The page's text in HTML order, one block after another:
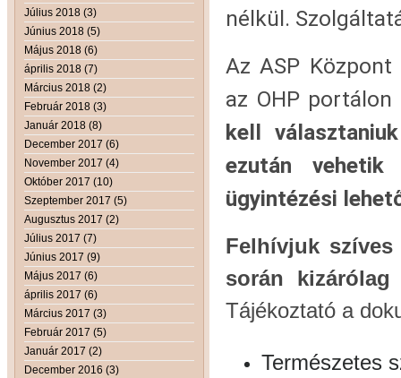
Július 2018 (3)
Június 2018 (5)
Május 2018 (6)
április 2018 (7)
Március 2018 (2)
Február 2018 (3)
Január 2018 (8)
December 2017 (6)
November 2017 (4)
Október 2017 (10)
Szeptember 2017 (5)
Augusztus 2017 (2)
Július 2017 (7)
Június 2017 (9)
Május 2017 (6)
április 2017 (6)
Március 2017 (3)
Február 2017 (5)
Január 2017 (2)
December 2016 (3)
nélkül.
Az ASP
az OHP
kell
ezután vehetik
ügyintézési
Felhívjuk
során
Tájékoztató a
Természetes